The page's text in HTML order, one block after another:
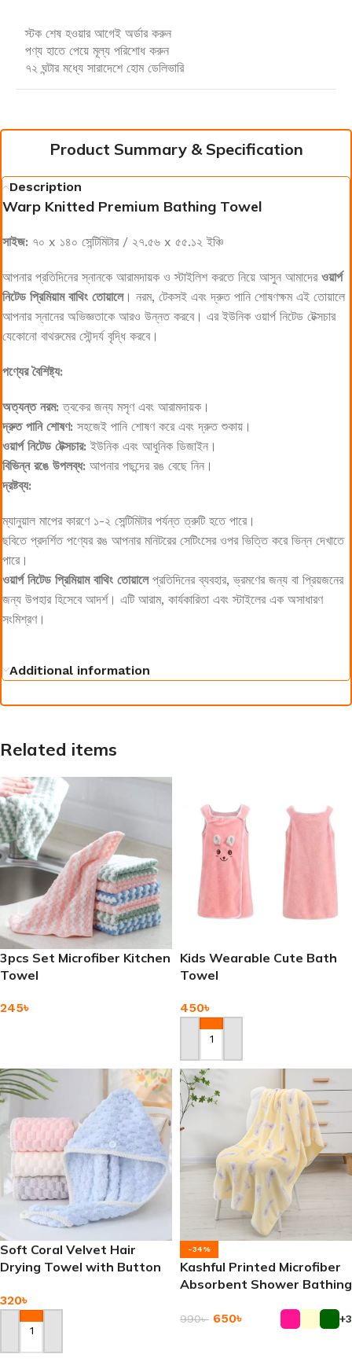
স্টক শেষ হওয়ার আগেই অর্ডার করুন
পণ্য হাতে পেয়ে মূল্য পরিশোধ করুন
৭২ ঘন্টার মধ্যে সারাদেশে হোম ডেলিভারি
Product Summary & Specification
Description
Warp Knitted Premium Bathing Towel
সাইজ: ৭০ x ১৪০ সেন্টিমিটার / ২৭.৫৬ x ৫৫.১২ ইঞ্চি
আপনার প্রতিদিনের স্নানকে আরামদায়ক ও স্টাইলিশ করতে নিয়ে আসুন আমাদের ওয়ার্প
নিটেড প্রিমিয়াম বাথিং তোয়ালে। নরম, টেকসই এবং দ্রুত পানি শোষণক্ষম এই তোয়ালে
আপনার স্নানের অভিজ্ঞতাকে আরও উন্নত করবে। এর ইউনিক ওয়ার্প নিটেড টেক্সচার
যেকোনো বাথরুমের সৌন্দর্য বৃদ্ধি করবে।
পণ্যের বৈশিষ্ট্য:
অত্যন্ত নরম: ত্বকের জন্য মসৃণ এবং আরামদায়ক।
দ্রুত পানি শোষণ: সহজেই পানি শোষণ করে এবং দ্রুত শুকায়।
ওয়ার্প নিটেড টেক্সচার: ইউনিক এবং আধুনিক ডিজাইন।
বিভিন্ন রঙে উপলব্ধ: আপনার পছন্দের রঙ বেছে নিন।
দ্রষ্টব্য:
ম্যানুয়াল মাপের কারণে ১-২ সেন্টিমিটার পর্যন্ত ত্রুটি হতে পারে।
ছবিতে প্রদর্শিত পণ্যের রঙ আপনার মনিটরের সেটিংসের ওপর ভিত্তি করে ভিন্ন দেখাতে
পারে।
ওয়ার্প নিটেড প্রিমিয়াম বাথিং তোয়ালেপ্রতিদিনের ব্যবহার, ভ্রমণের জন্য বা প্রিয়জনের
জন্য উপহার হিসেবে আদর্শ। এটি আরাম, কার্যকারিতা এবং স্টাইলের এক অসাধারণ
সংমিশ্রণ।
Additional information
Related items
3pcs Set Microfiber Kitchen
Towel
245৳
Kids Wearable Cute Bath
Towel
450৳
Add To Cart
Soft Coral Velvet Hair
Drying Towel with Button
320৳
Add To Cart
-34%
Kashful Printed Microfiber
Absorbent Shower Bathing
990৳ 650৳ +3